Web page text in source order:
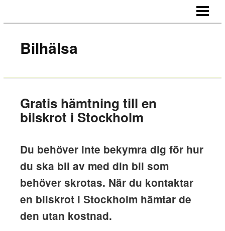
KONTAKT
Bilhälsa
Gratis hämtning till en
bilskrot i Stockholm
Du behöver inte bekymra dig för hur
du ska bli av med din bil som
behöver skrotas. När du kontaktar
en bilskrot i Stockholm hämtar de
den utan kostnad.